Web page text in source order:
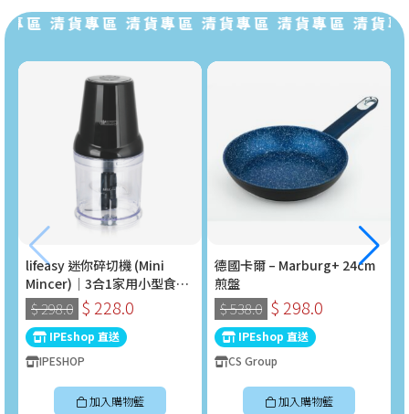
區 清貨專區 清貨專區 清貨專區 清貨專區 清貨
lifeasy 迷你碎切機 (Mini
Mincer)｜3合1家用小型食物
處理器 (400W)
$ 298.0 $ 228.0
IPEshop 直送
IPESHOP
加入購物籃
德國卡爾 – Marburg+ 24cm
煎盤
$ 538.0 $ 298.0
IPEshop 直送
CS Group
加入購物籃